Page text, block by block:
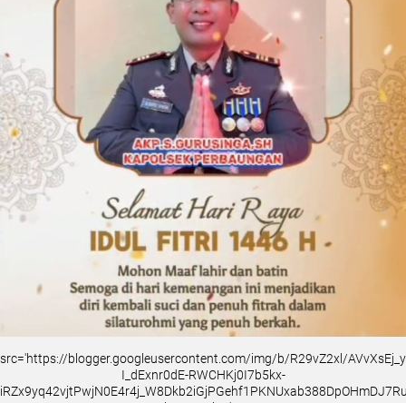
src='https://blogger.googleusercontent.com/img/b/R29vZ2xl/
I_dExnr0dE-RWCHKj0I7b5kx-